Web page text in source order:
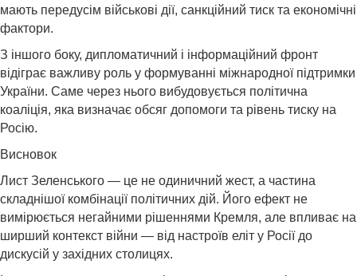
мають передусім військові дії, санкційний тиск та економічні
фактори.
З іншого боку, дипломатичний і інформаційний фронт
відіграє важливу роль у формуванні міжнародної підтримки
України. Саме через нього вибудовується політична
коаліція, яка визначає обсяг допомоги та рівень тиску на
Росію.
Висновок
Лист Зеленського — це не одиничний жест, а частина
складнішої комбінації політичних дій. Його ефект не
вимірюється негайними рішеннями Кремля, але впливає на
ширший контекст війни — від настроїв еліт у Росії до
дискусій у західних столицях.